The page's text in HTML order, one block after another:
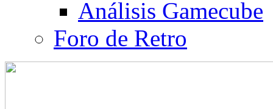
Análisis Gamecube
Foro de Retro